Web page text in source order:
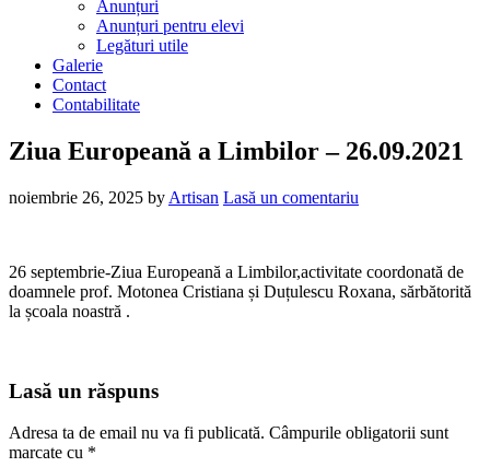
Anunțuri
Anunțuri pentru elevi
Legături utile
Galerie
Contact
Contabilitate
Ziua Europeană a Limbilor – 26.09.2021
noiembrie 26, 2025 by Artisan Lasă un comentariu
26 septembrie-Ziua Europeană a Limbilor,activitate coordonată de
doamnele prof. Motonea Cristiana și Duțulescu Roxana, sărbătorită
la școala noastră .
Interactions
Lasă un răspuns
Adresa ta de email nu va fi publicată. Câmpurile obligatorii sunt
marcate cu *